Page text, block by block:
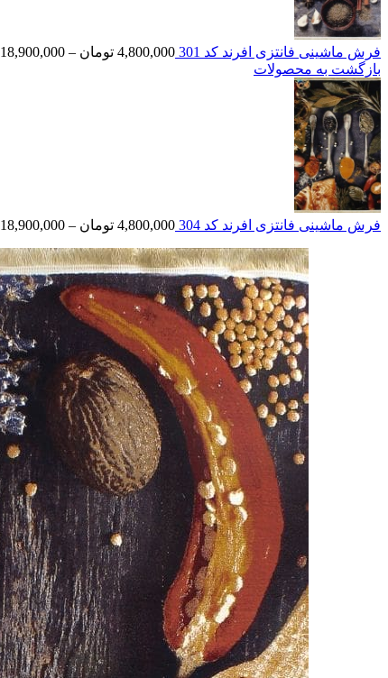
فرش ماشینی فانتزی افرند کد 301 4,800,000 تومان –
18,900,000
بازگشت به محصولات
فرش ماشینی فانتزی افرند کد 304 4,800,000 تومان –
18,900,000